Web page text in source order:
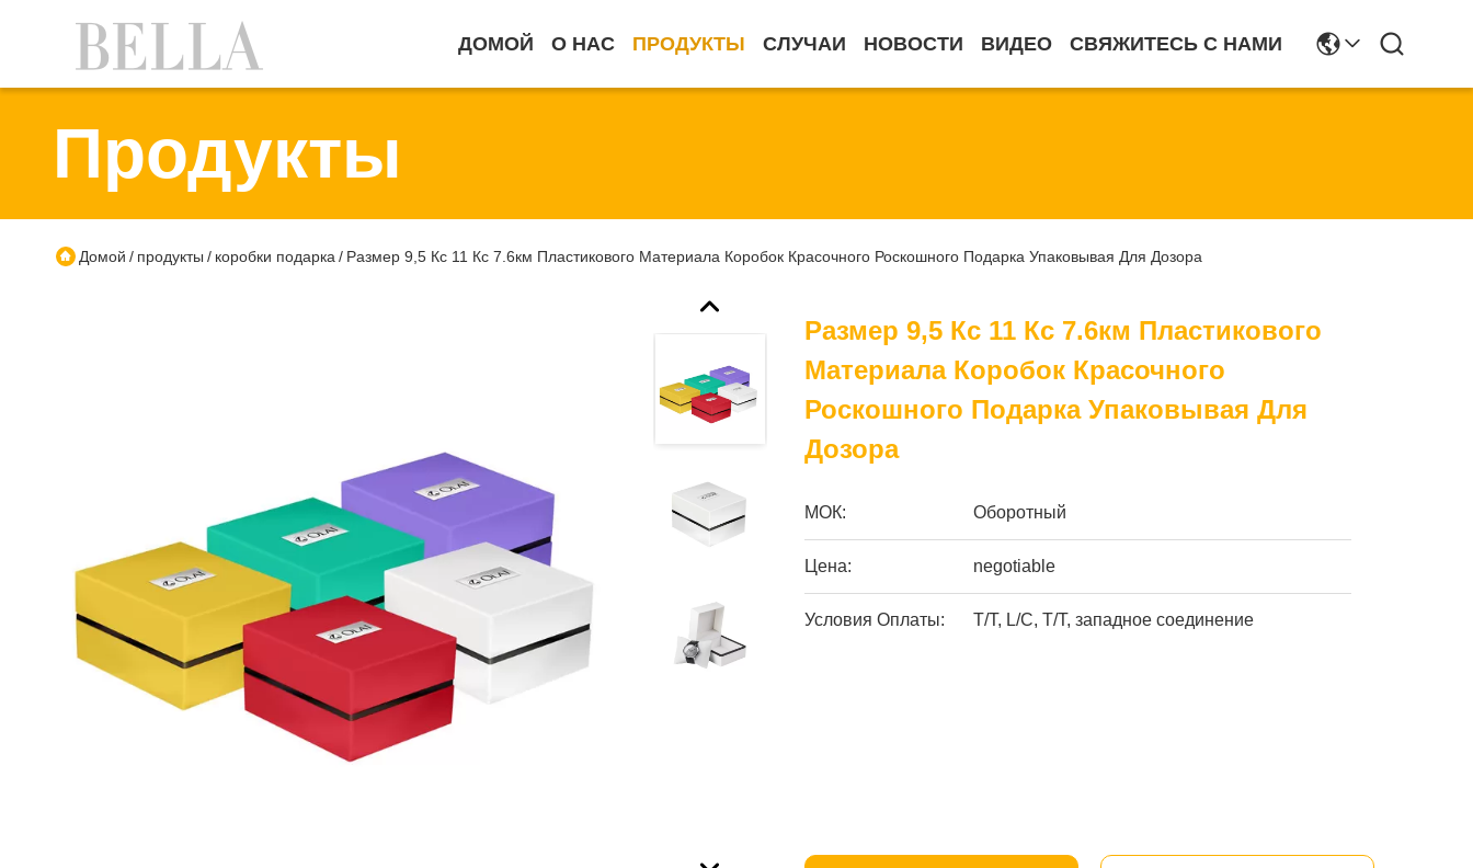
ДОМОЙ О НАС ПРОДУКТЫ СЛУЧАИ НОВОСТИ ВИДЕО СВЯЖИТЕСЬ С НАМИ
Продукты
Домой / продукты / коробки подарка / Размер 9,5 Кс 11 Кс 7.6км Пластикового Материала Коробок Красочного Роскошного Подарка Упаковывая Для Дозора
Размер 9,5 Кс 11 Кс 7.6км Пластикового
Материала Коробок Красочного
Роскошного Подарка Упаковывая Для
Дозора
МОК: Оборотный
Цена: negotiable
Условия Оплаты: T/T, L/C, T/T, западное соединение